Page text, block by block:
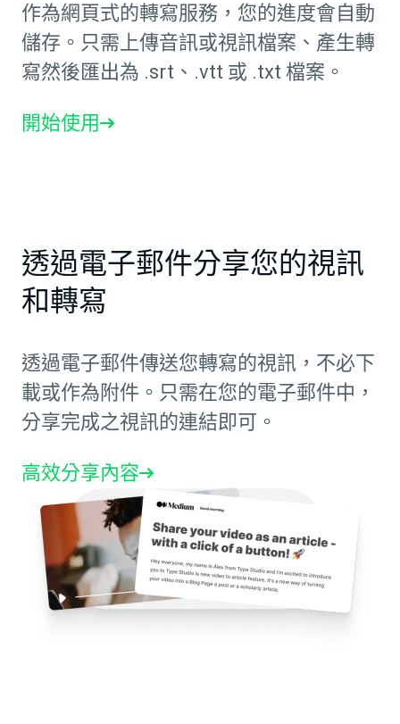
作為網頁式的轉寫服務，您的進度會自動
儲存。只需上傳音訊或視訊檔案、產生轉
寫然後匯出為 .srt、.vtt 或 .txt 檔案。
開始使用
透過電子郵件分享您的視訊
和轉寫
透過電子郵件傳送您轉寫的視訊，不必下
載或作為附件。只需在您的電子郵件中，
分享完成之視訊的連結即可。
高效分享內容